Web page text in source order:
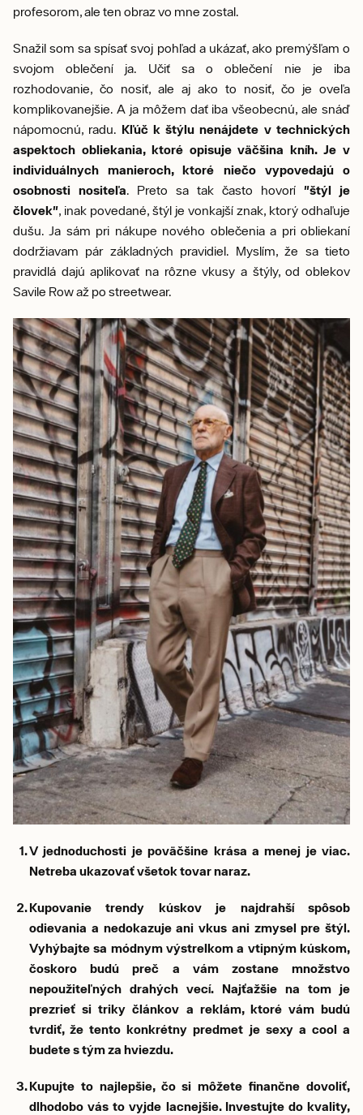
profesorom, ale ten obraz vo mne zostal.
Snažil som sa spísať svoj pohľad a ukázať, ako premýšľam o
svojom oblečení ja. Učiť sa o oblečení nie je iba
rozhodovanie, čo nosiť, ale aj ako to nosiť, čo je oveľa
komplikovanejšie. A ja môžem dať iba všeobecnú, ale snáď
nápomocnú, radu. Kľúč k štýlu nenájdete v technických
aspektoch obliekania, ktoré opisuje väčšina kníh. Je v
individuálnych manieroch, ktoré niečo vypovedajú o
osobnosti nositeľa. Preto sa tak často hovorí "štýl je
človek", inak povedané, štýl je vonkajší znak, ktorý odhaľuje
dušu. Ja sám pri nákupe nového oblečenia a pri obliekaní
dodržiavam pár základných pravidiel. Myslím, že sa tieto
pravidlá dajú aplikovať na rôzne vkusy a štýly, od oblekov
Savile Row až po streetwear.
V jednoduchosti je poväčšine krása a menej je viac.
Netreba ukazovať všetok tovar naraz.
Kupovanie trendy kúskov je najdrahší spôsob
odievania a nedokazuje ani vkus ani zmysel pre štýl.
Vyhýbajte sa módnym výstrelkom a vtipným kúskom,
čoskoro budú preč a vám zostane množstvo
nepoužiteľných drahých vecí. Najťažšie na tom je
prezrieť si triky článkov a reklám, ktoré vám budú
tvrdiť, že tento konkrétny predmet je sexy a cool a
budete s tým za hviezdu.
Kupujte to najlepšie, čo si môžete finančne dovoliť,
dlhodobo vás to vyjde lacnejšie. Investujte do kvality,